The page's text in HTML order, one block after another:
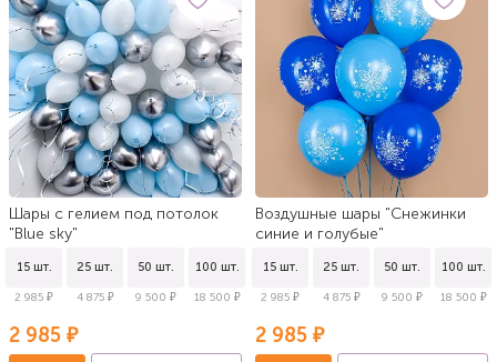
Шары с гелием под потолок
"Blue sky"
15 шт.
2 985 ₽
25 шт.
4 875 ₽
50 шт.
9 500 ₽
100 шт.
18 500 ₽
2 985 ₽
Воздушные шары "Снежинки
синие и голубые"
15 шт.
2 985 ₽
25 шт.
4 875 ₽
50 шт.
9 500 ₽
100 шт.
18 500 ₽
2 985 ₽